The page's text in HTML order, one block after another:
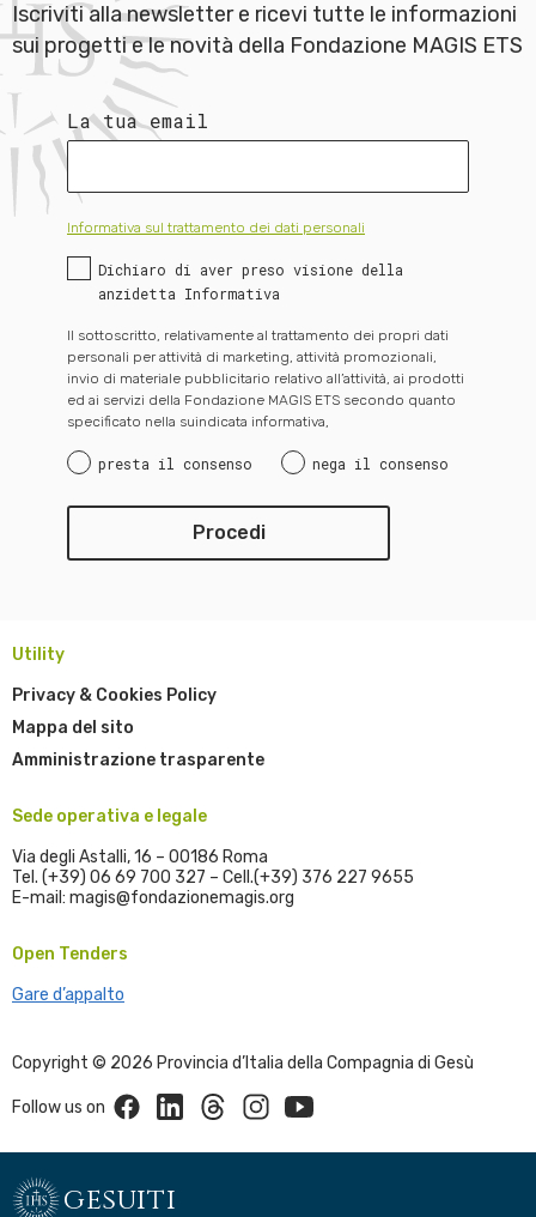
Iscriviti alla newsletter e ricevi tutte le informazioni
sui progetti e le novità della Fondazione MAGIS ETS
La tua email
Informativa sul trattamento dei dati personali
Dichiaro di aver preso visione della
anzidetta Informativa
Il sottoscritto, relativamente al trattamento dei propri dati
personali per attività di marketing, attività promozionali,
invio di materiale pubblicitario relativo all’attività, ai prodotti
ed ai servizi della Fondazione MAGIS ETS secondo quanto
specificato nella suindicata informativa,
presta il consenso nega il consenso
Utility
Privacy & Cookies Policy
Mappa del sito
Amministrazione trasparente
Sede operativa e legale
Via degli Astalli, 16 – 00186 Roma
Tel. (+39) 06 69 700 327 – Cell.(+39) 376 227 9655
E-mail: magis@fondazionemagis.org
Open Tenders
Gare d’appalto
Copyright © 2026 Provincia d’Italia della Compagnia di Gesù
Follow us on FacebookLinkedinThreadsInstagramYoutube
gesuiti